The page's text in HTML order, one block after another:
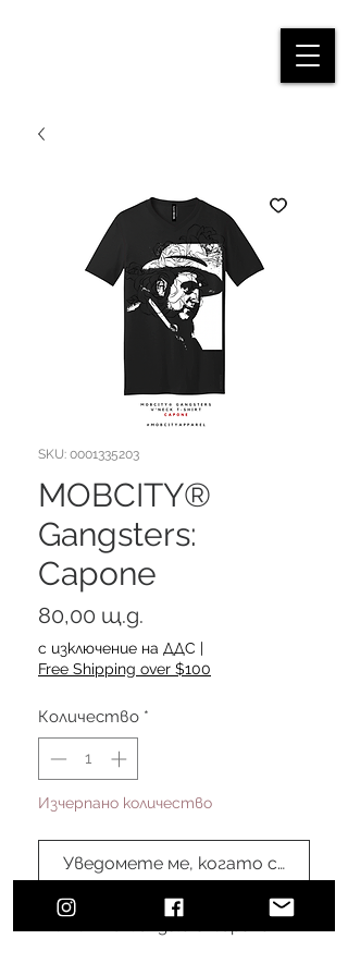
SKU: 0001335203
MOBCITY®
Gangsters:
Capone
80,00 щ.д.
с изключение на ДДС |
Free Shipping over $100
Количество *
Изчерпано количество
Уведомете ме, когато стане